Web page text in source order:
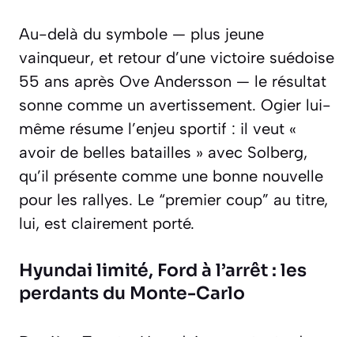
Au-delà du symbole — plus jeune
vainqueur, et retour d’une victoire suédoise
55 ans après Ove Andersson — le résultat
sonne comme un avertissement. Ogier lui-
même résume l’enjeu sportif : il veut «
avoir de belles batailles » avec Solberg,
qu’il présente comme une bonne nouvelle
pour les rallyes. Le “premier coup” au titre,
lui, est clairement porté.
Hyundai limité, Ford à l’arrêt : les
perdants du Monte-Carlo